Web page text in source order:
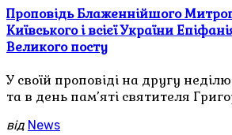
Проповідь Блаженнійшого
Київського і всієї України
Великого посту
У своїй проповіді на другу
та в день пам’яті святителя
від News